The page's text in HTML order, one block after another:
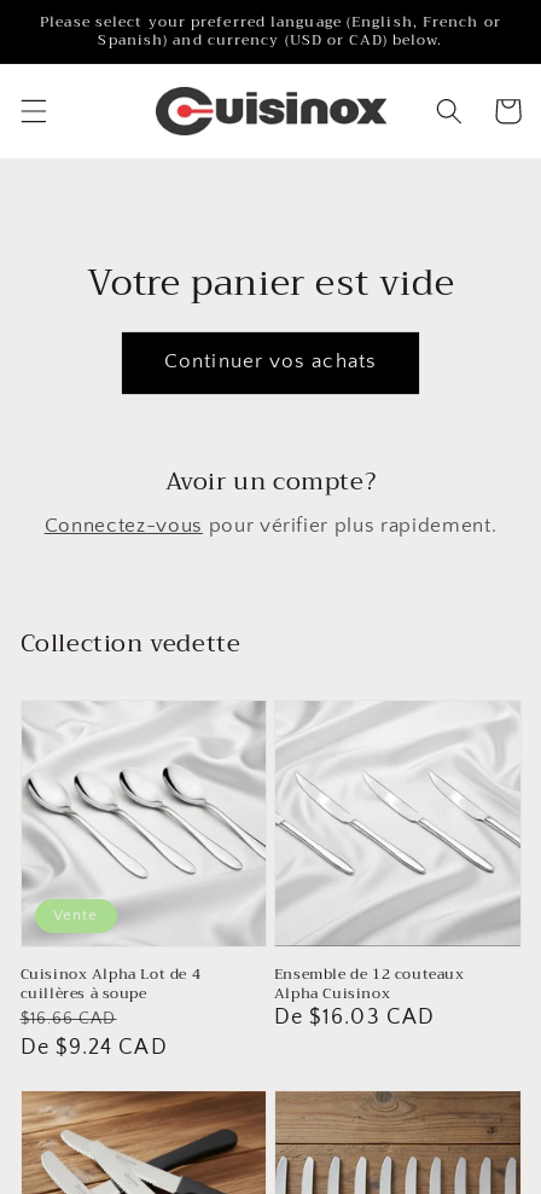
Aller au
contenu
Please select your preferred language (English, French or
Spanish) and currency (USD or CAD) below.
Chariot
Votre panier est vide
Continuer vos achats
Avoir un compte?
Connectez-vous pour vérifier plus rapidement.
Collection vedette
Cuisinox Alpha Lot de 4
cuillères à soupe
Prix
$16.66 CAD
Prix
vente
De $9.24 CAD
Vente
Ensemble de 12 couteaux
Alpha Cuisinox
Prix
De $16.03 CAD